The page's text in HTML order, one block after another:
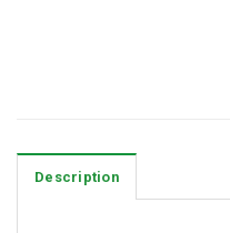
Description